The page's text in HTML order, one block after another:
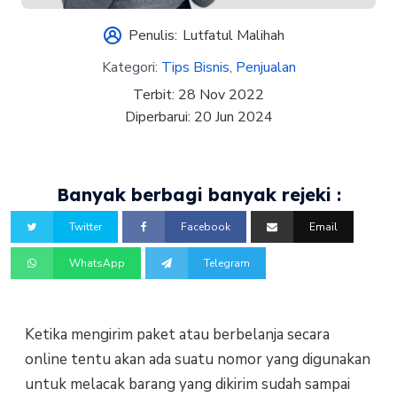
Penulis: Lutfatul Malihah
Kategori: Tips Bisnis, Penjualan
Terbit: 28 Nov 2022
Diperbarui: 20 Jun 2024
Banyak berbagi banyak rejeki :
Twitter Facebook Email
WhatsApp Telegram
Ketika mengirim paket atau berbelanja secara
online tentu akan ada suatu nomor yang digunakan
untuk melacak barang yang dikirim sudah sampai